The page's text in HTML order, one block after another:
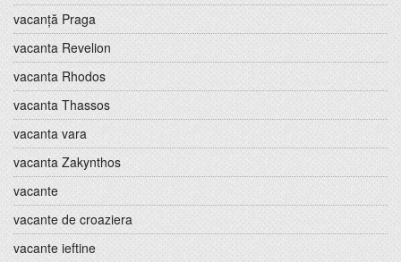
vacanță Praga
vacanta Revelion
vacanta Rhodos
vacanta Thassos
vacanta vara
vacanta Zakynthos
vacante
vacante de croaziera
vacante ieftine